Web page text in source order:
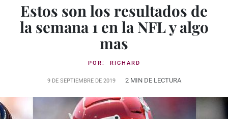
Estos son los resultados de
la semana 1 en la NFL y algo
mas
POR: RICHARD
9 DE SEPTIEMBRE DE 2019 2 MIN DE LECTURA